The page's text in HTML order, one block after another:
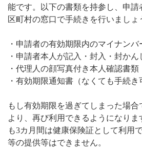
能です。以下の書類を持参し、申
区町村の窓口で手続きを行いましょ
・申請者の有効期限内のマイナンバ
・申請者本人が記入・封入・封か
・代理人の顔写真付き本人確認書類
・有効期限通知書（なくても手続き
もし有効期限を過ぎてしまった場
より、再び利用できるようになり
も3カ月間は健康保険証として利用
等の提供等はできません。